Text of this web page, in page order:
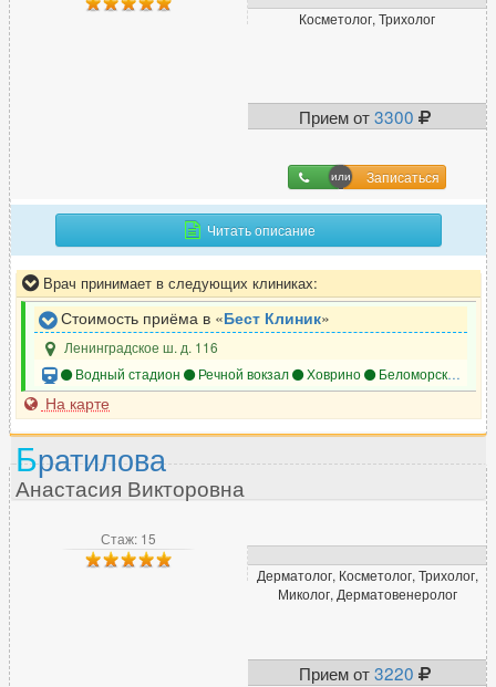
Косметолог, Трихолог
Прием от3300
Записаться
Читать описание
Врач принимает в следующих клиниках:
Стоимость приёма в «Бест Клиник»
Ленинградское ш. д. 116
Водный стадион
Речной вокзал Ховрино Беломорская
На карте
Стаж: 15
Дерматолог, Косметолог, Трихолог,
Миколог, Дерматовенеролог
Прием от3220
Братилова
Анастасия Викторовна